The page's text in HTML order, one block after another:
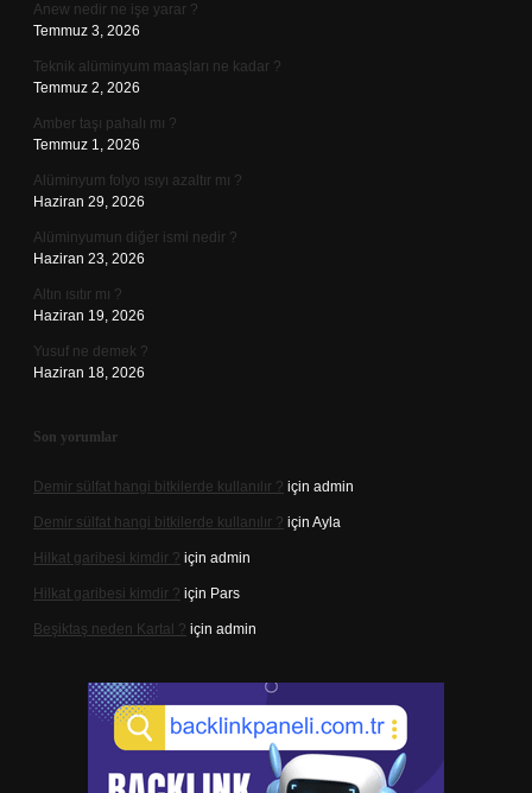
Anew nedir ne işe yarar ?
Temmuz 3, 2026
Teknik alüminyum maaşları ne kadar ?
Temmuz 2, 2026
Amber taşı pahalı mı ?
Temmuz 1, 2026
Alüminyum folyo ısıyı azaltır mı ?
Haziran 29, 2026
Alüminyumun diğer ismi nedir ?
Haziran 23, 2026
Altın ısıtır mı ?
Haziran 19, 2026
Yusuf ne demek ?
Haziran 18, 2026
Son yorumlar
Demir sülfat hangi bitkilerde kullanılır ? için admin
Demir sülfat hangi bitkilerde kullanılır ? için Ayla
Hilkat garibesi kimdir ? için admin
Hilkat garibesi kimdir ? için Pars
Beşiktaş neden Kartal ? için admin